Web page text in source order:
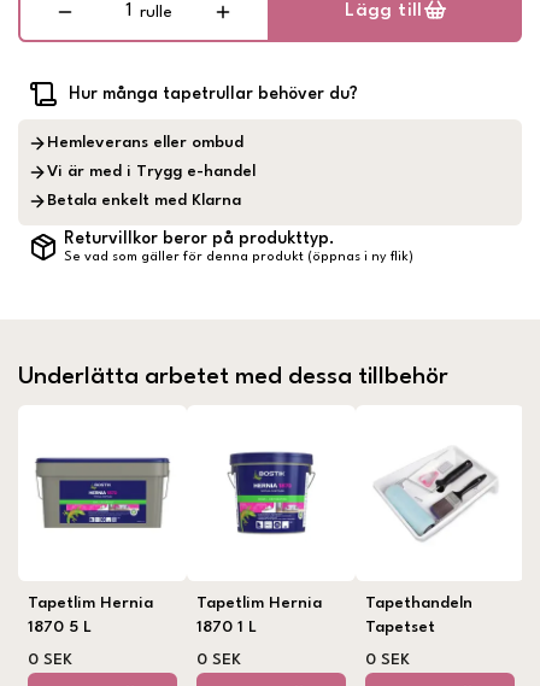
rulle Lägg till
Hur många tapetrullar behöver du?
Hemleverans eller ombud
Vi är med i Trygg e-handel
Betala enkelt med Klarna
Returvillkor beror på produkttyp.
Se vad som gäller för denna produkt (öppnas i ny flik)
Underlätta arbetet med dessa tillbehör
Tapetlim Hernia
1870 5 L
0 SEK
Tapetlim Hernia
1870 1 L
0 SEK
Tapethandeln
Tapetset
0 SEK